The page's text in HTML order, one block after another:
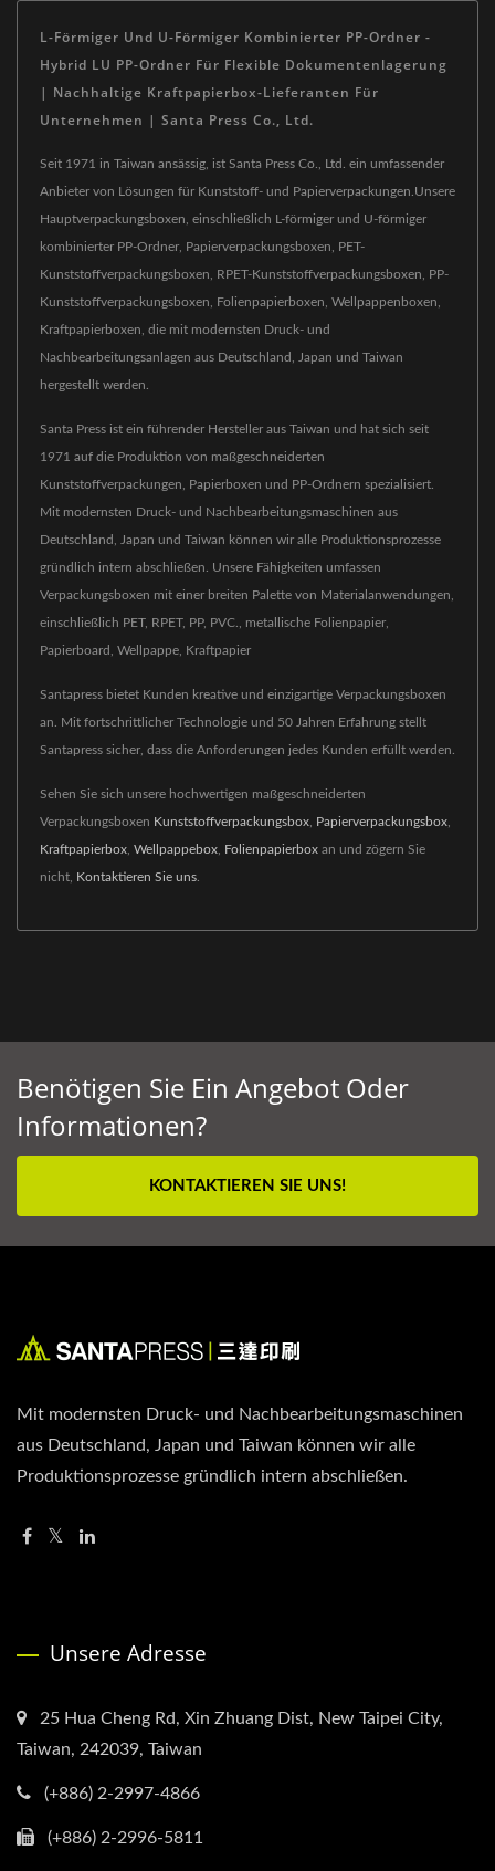
L-Förmiger Und U-Förmiger Kombinierter PP-Ordner -
Hybrid LU PP-Ordner Für Flexible Dokumentenlagerung
| Nachhaltige Kraftpapierbox-Lieferanten Für
Unternehmen | Santa Press Co., Ltd.
Seit 1971 in Taiwan ansässig, ist Santa Press Co., Ltd. ein umfassender
Anbieter von Lösungen für Kunststoff- und Papierverpackungen.Unsere
Hauptverpackungsboxen, einschließlich L-förmiger und U-förmiger
kombinierter PP-Ordner, Papierverpackungsboxen, PET-
Kunststoffverpackungsboxen, RPET-Kunststoffverpackungsboxen, PP-
Kunststoffverpackungsboxen, Folienpapierboxen, Wellpappenboxen,
Kraftpapierboxen, die mit modernsten Druck- und
Nachbearbeitungsanlagen aus Deutschland, Japan und Taiwan
hergestellt werden.
Santa Press ist ein führender Hersteller aus Taiwan und hat sich seit
1971 auf die Produktion von maßgeschneiderten
Kunststoffverpackungen, Papierboxen und PP-Ordnern spezialisiert.
Mit modernsten Druck- und Nachbearbeitungsmaschinen aus
Deutschland, Japan und Taiwan können wir alle Produktionsprozesse
gründlich intern abschließen. Unsere Fähigkeiten umfassen
Verpackungsboxen mit einer breiten Palette von Materialanwendungen,
einschließlich PET, RPET, PP, PVC., metallische Folienpapier,
Papierboard, Wellpappe, Kraftpapier
Santapress bietet Kunden kreative und einzigartige Verpackungsboxen
an. Mit fortschrittlicher Technologie und 50 Jahren Erfahrung stellt
Santapress sicher, dass die Anforderungen jedes Kunden erfüllt werden.
Sehen Sie sich unsere hochwertigen maßgeschneiderten
Verpackungsboxen Kunststoffverpackungsbox Papierverpackungsbox
Kraftpapierbox Wellpappebox Folienpapierbox an und zögern Sie
nicht, Kontaktieren Sie uns
Benötigen Sie Ein Angebot Oder
Informationen?
KONTAKTIEREN SIE UNS!
Mit modernsten Druck- und Nachbearbeitungsmaschinen
aus Deutschland, Japan und Taiwan können wir alle
Produktionsprozesse gründlich intern abschließen.
Unsere Adresse
25 Hua Cheng Rd, Xin Zhuang Dist, New Taipei City,
Taiwan, 242039, Taiwan
(+886) 2-2997-4866
(+886) 2-2996-5811